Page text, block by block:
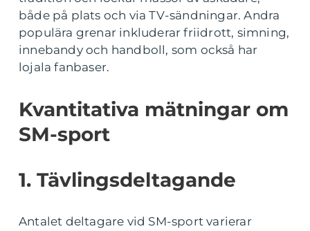
både på plats och via TV-sändningar. Andra
populära grenar inkluderar friidrott, simning,
innebandy och handboll, som också har
lojala fanbaser.
Kvantitativa mätningar om
SM-sport
1. Tävlingsdeltagande
Antalet deltagare vid SM-sport varierar